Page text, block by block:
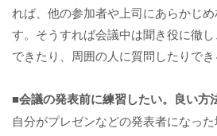
れば、他の参加者や上司にあらかじ
す。そうすれば会議中は聞き役に徹
できたり、周囲の人に質問したりでき
■会議の発表前に練習したい。良い方
自分がプレゼンなどの発表者になっ